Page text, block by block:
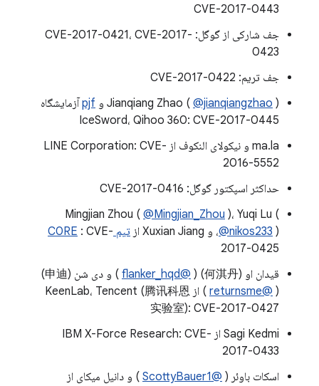
CVE-2017-0443
جف شارکی از گوگل: CVE-2017-0421، CVE-2017-
0423
جف تریم: CVE-2017-0422
Jianqiang Zhao ( @jianqiangzhao ) و pjf آزمایشگاه
IceSword، Qihoo 360: CVE-2017-0445
ma.la و نیکولای النکوف از LINE Corporation: CVE-
2016-5552
حداکثر اسپکتور گوگل: CVE-2017-0416
Mingjian Zhou ( @Mingjian_Zhou )، Yuqi Lu (
@nikos233 )، و Xuxian Jiang از تیم C0RE : CVE-
2017-0425
قیدان او (何淇丹) (
@flanker_hqd
) و دی شن (申迪)
(
@returnsme
) از KeenLab، Tencent (腾讯科恩
实验室): CVE-2017-0427
Sagi Kedmi از IBM X-Force Research: CVE-
2017-0433
اسکات باوئر ( @ScottyBauer1
) و دانیل میکای از